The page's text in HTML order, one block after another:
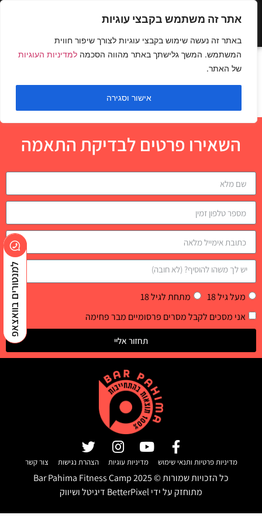
אתר זה משתמש בקבצי עוגיות
באתר זה נעשה שימוש בקבצי עוגיות לצורך שיפור חווית
המשתמש. המשך גלישתך באתר מהווה הסכמה למדיניות העוגיות
של האתר.
אישור וסגירה
חתירה בכבלים לעבר
הסנטר
השאירו פרטים לבדיקת התאמה
מעל גיל 18
מתחת לגיל 18
אני מסכים לקבל מסרים פרסומיים מבר פחימה
תחזור אליי
מדיניות פרטיות ותנאי שימוש מדיניות עוגיות הצהרת נגישות צור קשר
כל הזכויות שמורות © Bar Pahima Fitness Camp2025
מתוחזק על ידיBetterPixel דיגיטל ושיווק
למנטורים בוואצאפ